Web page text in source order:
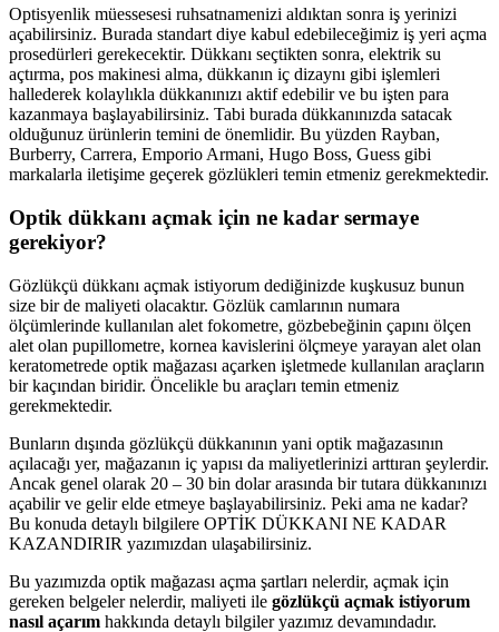
Optisyenlik müessesesi ruhsatnamenizi aldıktan sonra iş yerinizi
açabilirsiniz. Burada standart diye kabul edebileceğimiz iş yeri açma
prosedürleri gerekecektir. Dükkanı seçtikten sonra, elektrik su
açtırma, pos makinesi alma, dükkanın iç dizaynı gibi işlemleri
hallederek kolaylıkla dükkanınızı aktif edebilir ve bu işten para
kazanmaya başlayabilirsiniz. Tabi burada dükkanınızda satacak
olduğunuz ürünlerin temini de önemlidir. Bu yüzden Rayban,
Burberry, Carrera, Emporio Armani, Hugo Boss, Guess gibi
markalarla iletişime geçerek gözlükleri temin etmeniz gerekmektedir.
Optik dükkanı açmak için ne kadar sermaye
gerekiyor?
Gözlükçü dükkanı açmak istiyorum dediğinizde kuşkusuz bunun
size bir de maliyeti olacaktır. Gözlük camlarının numara
ölçümlerinde kullanılan alet fokometre, gözbebeğinin çapını ölçen
alet olan pupillometre, kornea kavislerini ölçmeye yarayan alet olan
keratometrede optik mağazası açarken işletmede kullanılan araçların
bir kaçından biridir. Öncelikle bu araçları temin etmeniz
gerekmektedir.
Bunların dışında gözlükçü dükkanının yani optik mağazasının
açılacağı yer, mağazanın iç yapısı da maliyetlerinizi arttıran şeylerdir.
Ancak genel olarak 20 – 30 bin dolar arasında bir tutara dükkanınızı
açabilir ve gelir elde etmeye başlayabilirsiniz. Peki ama ne kadar?
Bu konuda detaylı bilgilere OPTİK DÜKKANI NE KADAR
KAZANDIRIR yazımızdan ulaşabilirsiniz.
Bu yazımızda optik mağazası açma şartları nelerdir, açmak için
gereken belgeler nelerdir, maliyeti ile gözlükçü açmak istiyorum
nasıl açarım hakkında detaylı bilgiler yazımız devamındadır.